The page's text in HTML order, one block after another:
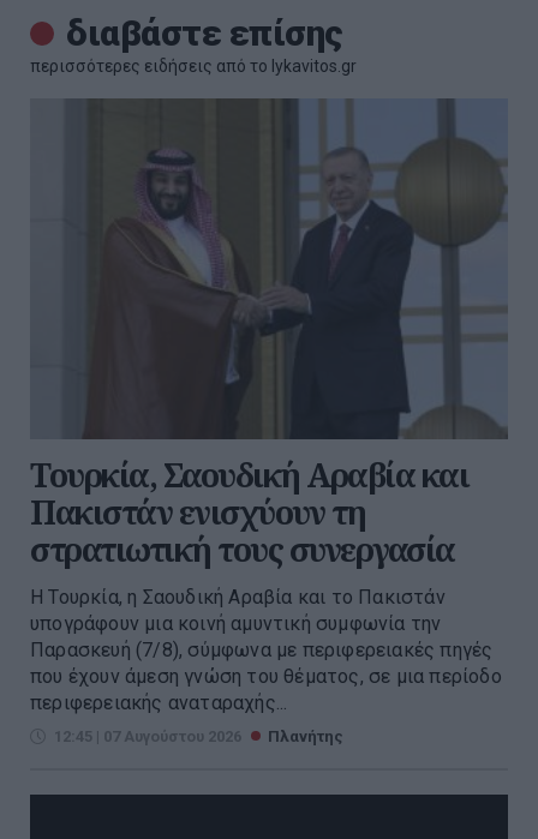
διαβάστε επίσης
περισσότερες ειδήσεις από το lykavitos.gr
Τουρκία, Σαουδική Αραβία και
Πακιστάν ενισχύουν τη
στρατιωτική τους συνεργασία
Η Τουρκία, η Σαουδική Αραβία και το Πακιστάν
υπογράφουν μια κοινή αμυντική συμφωνία την
Παρασκευή (7/8), σύμφωνα με περιφερειακές πηγές
που έχουν άμεση γνώση του θέματος, σε μια περίοδο
περιφερειακής αναταραχής...
12:45 | 07 Αυγούστου 2026 Πλανήτης